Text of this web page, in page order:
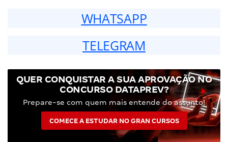
WHATSAPP
TELEGRAM
QUER CONQUISTAR A SUA APROVAÇÃO NO
CONCURSO DATAPREV?
Prepare-se com quem mais entende do assunto!
COMECE A ESTUDAR NO GRAN CURSOS